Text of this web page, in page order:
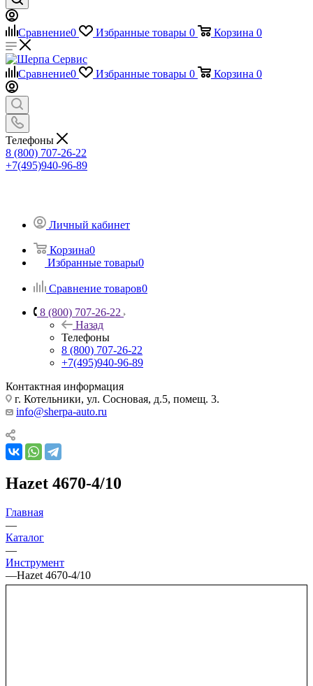
Сравнение0 Избранные товары 0 Корзина 0
Сравнение0 Избранные товары 0 Корзина 0
Телефоны
8 (800) 707-26-22
+7(495)940-96-89
Личный кабинет
Корзина0
Избранные товары0
Сравнение товаров0
8 (800) 707-26-22
Назад
Телефоны
8 (800) 707-26-22
+7(495)940-96-89
Контактная информация
г. Котельники, ул. Сосновая, д.5, помещ. 3.
info@sherpa-auto.ru
Hazet 4670-4/10
Главная
—
Каталог
—
Инструмент
—Hazet 4670-4/10